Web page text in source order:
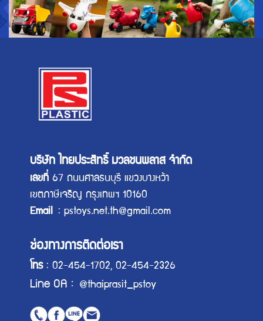
บริษัท ไทยประสิทธิ์ มวลชนพลาส จำกัด
เลขที่ 67 ถนนศาลธนบุรี แขวงบางหว้า
เขตภาษีเจริญ กรุงเทพฯ 10160
Email : pstoys.net.th@gmail.com
ช่องทางการติดต่อเรา
โทร: 02-454-1702, 02-454-2326
Line OA : @thaiprasit_pstoy